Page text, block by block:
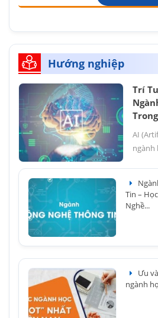
Hướng nghiệp
Trí
AI
ngành
Tin –
Nghề...
Ưu
ngành